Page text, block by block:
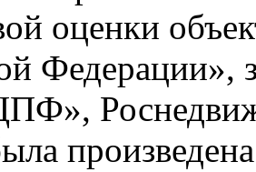
оценки
Федерации»,